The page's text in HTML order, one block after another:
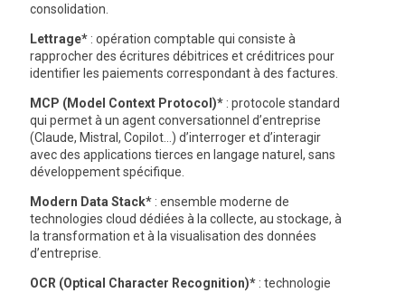
consolidation.
Lettrage* : opération comptable qui consiste à
rapprocher des écritures débitrices et créditrices pour
identifier les paiements correspondant à des factures.
MCP (Model Context Protocol)* : protocole standard
qui permet à un agent conversationnel d’entreprise
(Claude, Mistral, Copilot…) d’interroger et d’interagir
avec des applications tierces en langage naturel, sans
développement spécifique.
Modern Data Stack* : ensemble moderne de
technologies cloud dédiées à la collecte, au stockage, à
la transformation et à la visualisation des données
d’entreprise.
OCR (Optical Character Recognition)* : technologie